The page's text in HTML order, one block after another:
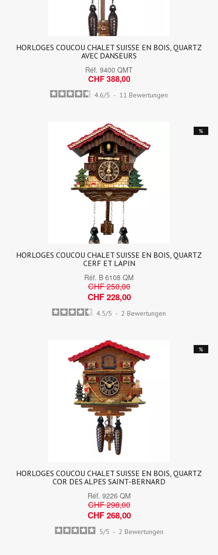
HORLOGES COUCOU CHALET SUISSE EN BOIS, QUARTZ
AVEC DANSEURS
Réf. 9400 QMT
CHF 388,00
4.6/5 - 11 Bewertungen
%
HORLOGES COUCOU CHALET SUISSE EN BOIS, QUARTZ
CERF ET LAPIN
Réf. B 6108 QM
CHF 250,00
CHF 228,00
4.5/5 - 2 Bewertungen
%
HORLOGES COUCOU CHALET SUISSE EN BOIS, QUARTZ
COR DES ALPES SAINT-BERNARD
Réf. 9226 QM
CHF 298,00
CHF 268,00
5/5 - 2 Bewertungen